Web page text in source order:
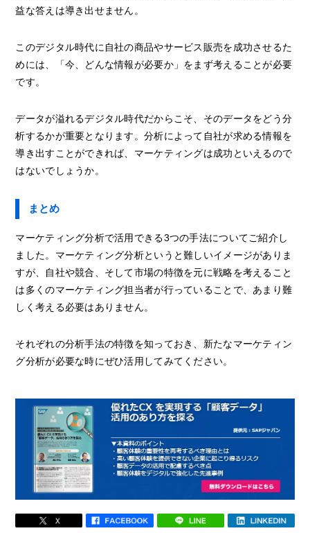
益な答えは導き出せません。
このデジタル時代に自社の商品やサービス販売を成功させるた
めには、「今、どんな情報が必要か」をまず考えることが必要
です。
データが溢れるデジタル時代だからこそ、そのデータをどう分
析するかが重要となります。分析によって自社が求める情報を
導き出すことができれば、マーケティングは成功といえるので
はないでしょうか。
まとめ
マーケティング分析で活用できる3つの手法についてご紹介し
ました。マーケティング分析というと難しいイメージがありま
すが、自社や競合、そして市場の特徴を元に戦略を考えること
は多くのマーケティング担当者が行っていることで、あまり難
しく考える必要はありません。
それぞれの分析手法の特徴を知っておき、新たなマーケティン
グ分析が必要な時にぜひ活用してみてください。